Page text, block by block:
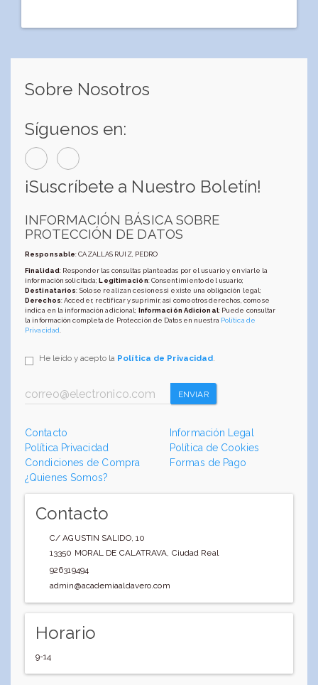
Sobre Nosotros
Síguenos en:
¡Suscríbete a Nuestro Boletín!
INFORMACIÓN BÁSICA SOBRE
PROTECCIÓN DE DATOS
Responsable: CAZALLAS RUIZ, PEDRO
Finalidad: Responder las consultas planteadas por el usuario y enviarle la
información solicitada;Legitimación: Consentimiento del usuario;
Destinatarios: Solo se realizan cesiones si existe una obligación legal;
Derechos: Acceder, rectificar y suprimir, así como otros derechos, como se
indica en la información adicional; Información Adicional: Puede consultar
la información completa de Protección de Datos en nuestra Política de
Privacidad
He leído y acepto la Política de Privacidad.
ENVIAR
Contacto
Información Legal
Política Privacidad
Política de Cookies
Condiciones de Compra
Formas de Pago
¿Quienes Somos?
Contacto
C/ AGUSTIN SALIDO, 10
13350 MORAL DE CALATRAVA, Ciudad Real
926319494
admin@academiaaldavero.com
Horario
9-14